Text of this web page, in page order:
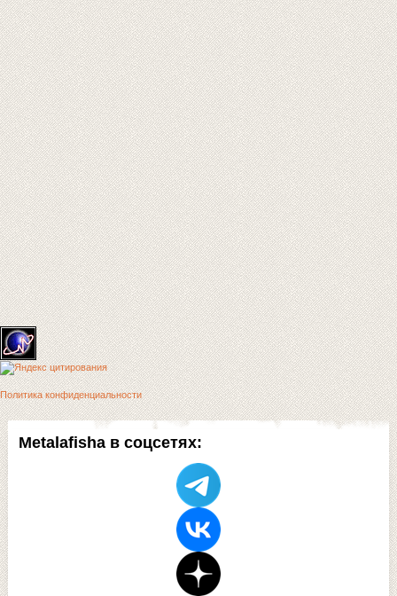
Metalafisha в соцсетях:
Политика конфиденциальности